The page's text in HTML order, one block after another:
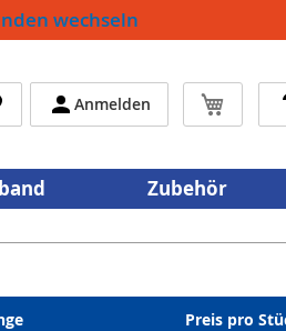
wechseln
Mein
Anmelden
Zubehör
Preis pro